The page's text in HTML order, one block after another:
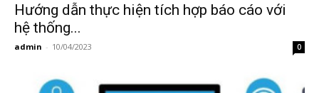
Hướng dẫn thực hiện tích hợp báo cáo với
hệ thống...
admin - 10/04/2023 0